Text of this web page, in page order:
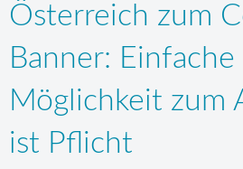
Österreich zum
Banner: Einfache
Möglichkeit zum
ist Pflicht